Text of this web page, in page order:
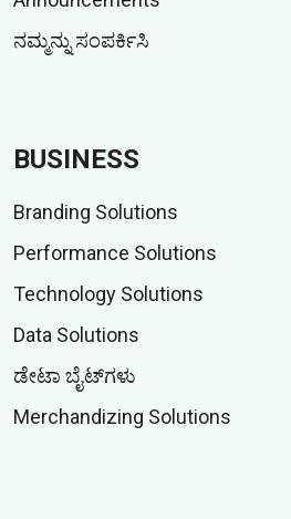
ನಮ್ಮನ್ನು ಸಂಪರ್ಕಿಸಿ
BUSINESS
Branding Solutions
Performance Solutions
Technology Solutions
Data Solutions
ಡೇಟಾ ಬೈಟ್‌ಗಳು
Merchandizing Solutions